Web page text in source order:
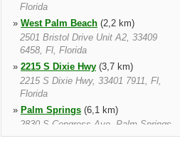
Florida
» West Palm Beach (2,2 km)
2501 Bristol Drive Unit A2, 33409
6458, Fl, Florida
» 2215 S Dixie Hwy (3,7 km)
2215 S Dixie Hwy, 33401 7911, Fl,
Florida
» Palm Springs (6,1 km)
2830 S Congress Ave, Palm Springs,
33461 2136, Fl, Florida